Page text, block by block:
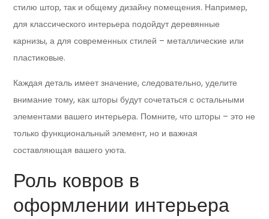
стилю штор, так и общему дизайну помещения. Например,
для классического интерьера подойдут деревянные
карнизы, а для современных стилей – металлические или
пластиковые.
Каждая деталь имеет значение, следовательно, уделите
внимание тому, как шторы будут сочетаться с остальными
элементами вашего интерьера. Помните, что шторы – это не
только функциональный элемент, но и важная
составляющая вашего уюта.
Роль ковров в
оформлении интерьера